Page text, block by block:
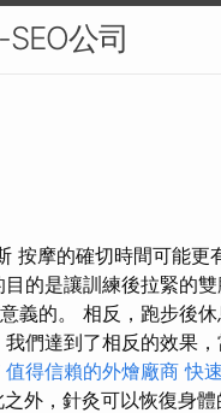
公司
按摩的確切時間可能更
的是讓訓練後拉緊的
義的。 相反，跑步後
們達到了相反的效果，
值得信賴的外燴廠商 快
之外，針灸可以恢復身